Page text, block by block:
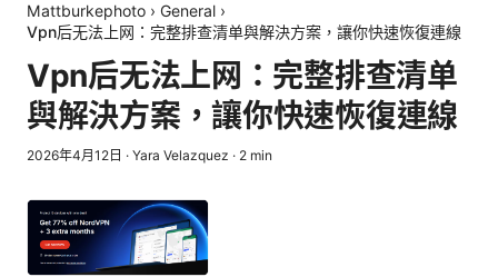
Mattburkephoto › General ›
Vpn后无法上网：完整排查清单與解決方案，讓你快速恢復連線
Vpn后无法上网：完整排查清单
與解決方案，讓你快速恢復連線
2026年4月12日 · Yara Velazquez · 2 min